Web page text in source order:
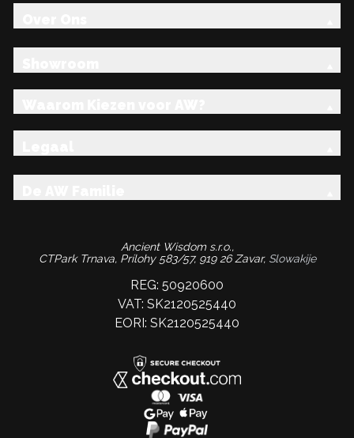
Ancient Wisdom s.r.o.,
CTPark Trnava, Prílohy 583/57, 919 26 Zavar, Slowakije
REG: 50920600
VAT: SK2120525440
EORI: SK2120525440